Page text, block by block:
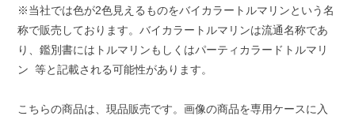
※当社では色が2色見えるものをバイカラートルマリンという名
称で販売しております。バイカラートルマリンは流通名称であ
り、鑑別書にはトルマリンもしくはパーティカラードトルマリ
ン 等と記載される可能性があります。
こちらの商品は、現品販売です。画像の商品を専用ケースに入